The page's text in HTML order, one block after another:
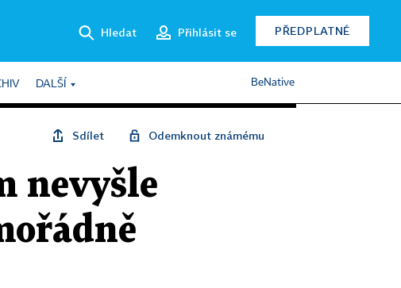
Hledat Přihlásit se PŘEDPLATNÉ
DALŠÍ BeNative
Sdílet Odemknout známému
nevyšle